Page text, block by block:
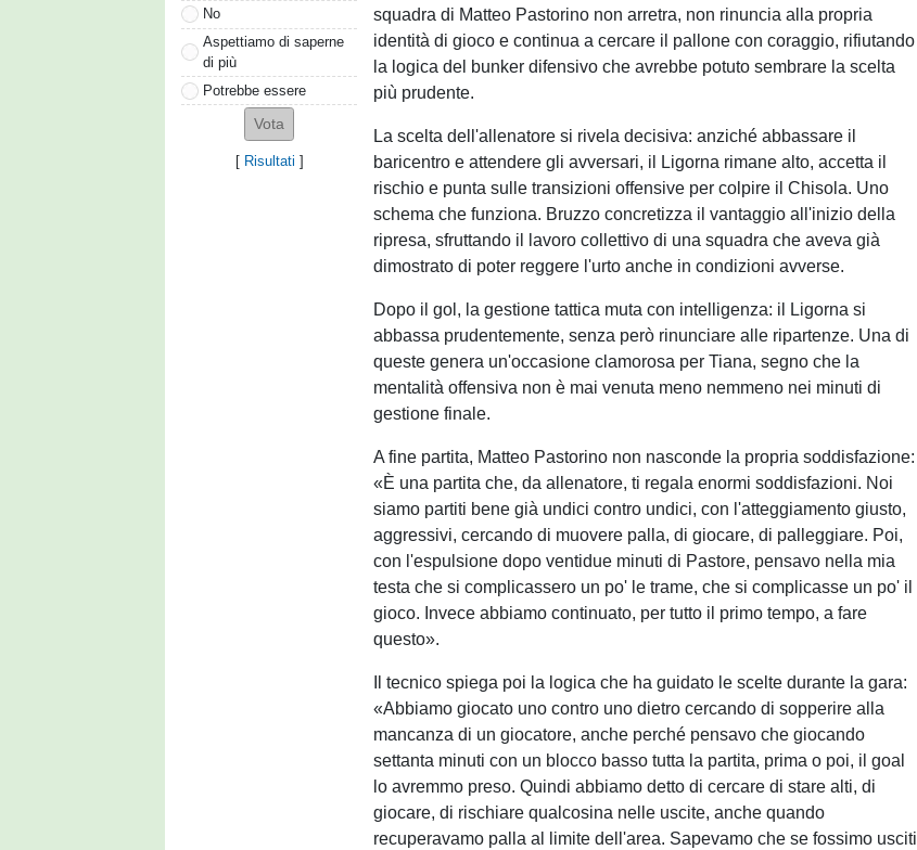
No
Aspettiamo di saperne
di più
Potrebbe essere
[ Risultati ]
squadra di Matteo Pastorino non arretra, non rinuncia alla propria
identità di gioco e continua a cercare il pallone con coraggio, rifiutando
la logica del bunker difensivo che avrebbe potuto sembrare la scelta
più prudente.
La scelta dell'allenatore si rivela decisiva: anziché abbassare il
baricentro e attendere gli avversari, il Ligorna rimane alto, accetta il
rischio e punta sulle transizioni offensive per colpire il Chisola. Uno
schema che funziona. Bruzzo concretizza il vantaggio all'inizio della
ripresa, sfruttando il lavoro collettivo di una squadra che aveva già
dimostrato di poter reggere l'urto anche in condizioni avverse.
Dopo il gol, la gestione tattica muta con intelligenza: il Ligorna si
abbassa prudentemente, senza però rinunciare alle ripartenze. Una di
queste genera un'occasione clamorosa per Tiana, segno che la
mentalità offensiva non è mai venuta meno nemmeno nei minuti di
gestione finale.
A fine partita, Matteo Pastorino non nasconde la propria soddisfazione:
«È una partita che, da allenatore, ti regala enormi soddisfazioni. Noi
siamo partiti bene già undici contro undici, con l'atteggiamento giusto,
aggressivi, cercando di muovere palla, di giocare, di palleggiare. Poi,
con l'espulsione dopo ventidue minuti di Pastore, pensavo nella mia
testa che si complicassero un po' le trame, che si complicasse un po' il
gioco. Invece abbiamo continuato, per tutto il primo tempo, a fare
questo».
Il tecnico spiega poi la logica che ha guidato le scelte durante la gara:
«Abbiamo giocato uno contro uno dietro cercando di sopperire alla
mancanza di un giocatore, anche perché pensavo che giocando
settanta minuti con un blocco basso tutta la partita, prima o poi, il goal
lo avremmo preso. Quindi abbiamo detto di cercare di stare alti, di
giocare, di rischiare qualcosina nelle uscite, anche quando
recuperavamo palla al limite dell'area. Sapevamo che se fossimo usciti